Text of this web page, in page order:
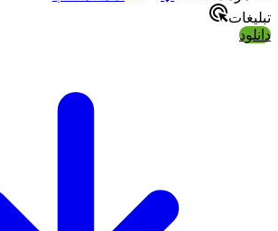
تبلیغات
دانلود